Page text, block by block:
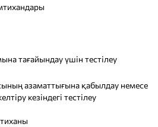
тағайындау үшін тестілеу
азаматтығына қабылдау немесе
кезіндегі тестілеу